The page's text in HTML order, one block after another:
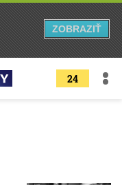
24
ZOBRAZIŤ